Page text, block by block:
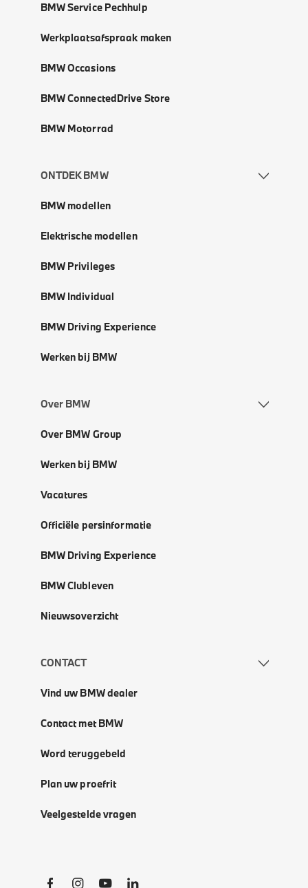
BMW Service Pechhulp
Werkplaatsafspraak maken
BMW Occasions
BMW ConnectedDrive Store
BMW Motorrad
ONTDEK BMW
BMW modellen
Elektrische modellen
BMW Privileges
BMW Individual
BMW Driving Experience
Werken bij BMW
Over BMW
Over BMW Group
Werken bij BMW
Vacatures
Officiële persinformatie
BMW Driving Experience
BMW Clubleven
Nieuwsoverzicht
CONTACT
Vind uw BMW dealer
Contact met BMW
Word teruggebeld
Plan uw proefrit
Veelgestelde vragen
Social Links